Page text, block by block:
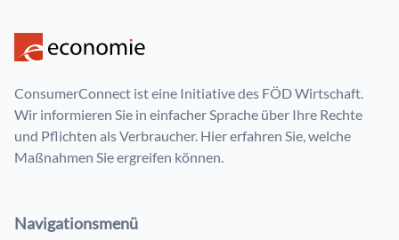
ConsumerConnect ist eine Initiative des FÖD Wirtschaft.
Wir informieren Sie in einfacher Sprache über Ihre Rechte
und Pflichten als Verbraucher. Hier erfahren Sie, welche
Maßnahmen Sie ergreifen können.
Navigationsmenü